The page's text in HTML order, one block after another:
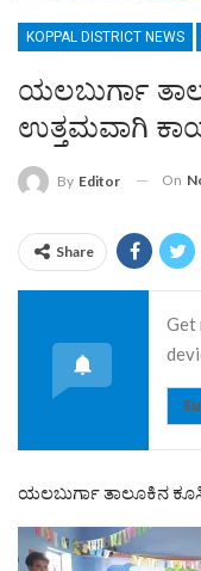
KOPPAL DISTRICT NEWS
ಯಲಬುರ್ಗಾ
ಉತ್ತಮವಾಗಿ
By Editor On
Share
Get
ಯಲಬುರ್ಗಾ ತಾಲೂಕಿನ